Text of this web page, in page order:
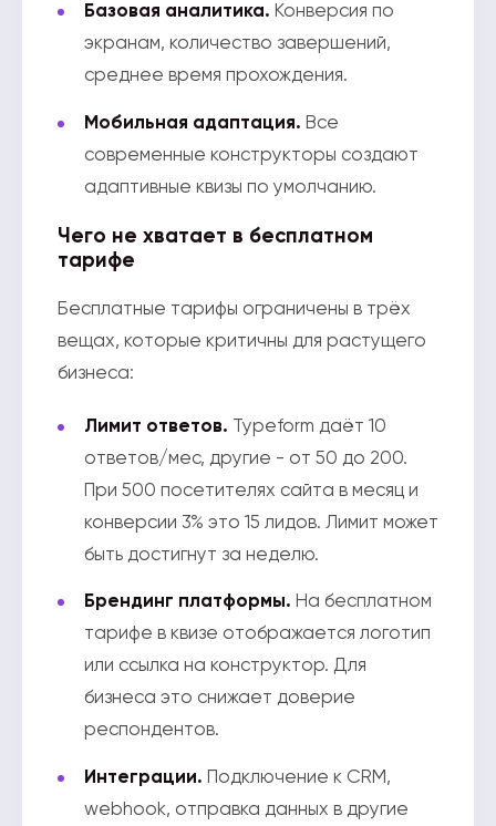
Базовая аналитика. Конверсия по
экранам, количество завершений,
среднее время прохождения.
Мобильная адаптация. Все
современные конструкторы создают
адаптивные квизы по умолчанию.
Чего не хватает в бесплатном
тарифе
Бесплатные тарифы ограничены в трёх
вещах, которые критичны для растущего
бизнеса:
Лимит ответов. Typeform даёт 10
ответов/мес, другие - от 50 до 200.
При 500 посетителях сайта в месяц и
конверсии 3% это 15 лидов. Лимит может
быть достигнут за неделю.
Брендинг платформы. На бесплатном
тарифе в квизе отображается логотип
или ссылка на конструктор. Для
бизнеса это снижает доверие
респондентов.
Интеграции. Подключение к CRM,
webhook, отправка данных в другие